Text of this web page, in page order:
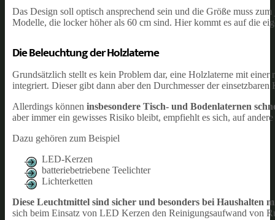
Das Design soll optisch ansprechend sein und die Größe muss
Modelle, die locker höher als 60 cm sind. Hier kommt es auf die
Die Beleuchtung der Holzlaterne
Grundsätzlich stellt es kein Problem dar, eine Holzlaterne mit
integriert. Dieser gibt dann aber den Durchmesser der einsetzbaren
Allerdings können insbesondere Tisch- und Bodenlaternen
aber immer ein gewisses Risiko bleibt, empfiehlt es sich, auf
Dazu gehören zum Beispiel
LED-Kerzen
batteriebetriebene Teelichter
Lichterketten
Diese Leuchtmittel sind sicher und besonders bei Haushalten
sich beim Einsatz von LED Kerzen den Reinigungsaufwand von